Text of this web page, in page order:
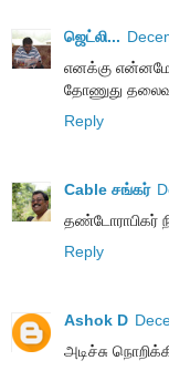
ஜெட்லி...
எனக்கு
தோணுது
Reply
Cable சங்கர்
தண்டோராபிகர்
Reply
Ashok D
அடிச்சு